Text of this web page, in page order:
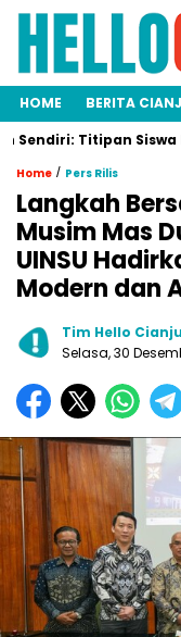
HOME BERITA
Titipan Siswa
Home / Pers Rilis
Langkah
Musim Mas
UINSU
Modern dan
Tim Hello
Selasa, 30